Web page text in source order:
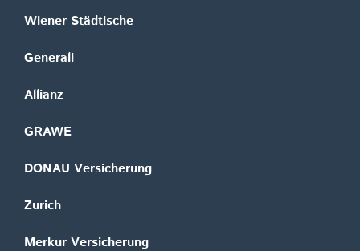
Wiener Städtische
Generali
Allianz
GRAWE
DONAU Versicherung
Zurich
Merkur Versicherung